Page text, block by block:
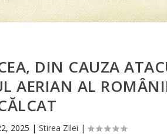
DIN CAUZA
AERIAN AL
2025 | Stirea Zilei |